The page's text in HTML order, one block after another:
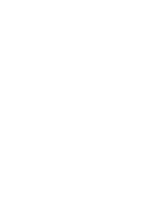
に発送しています